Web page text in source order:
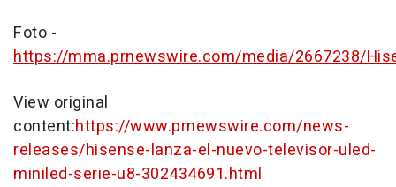
Foto -
https://mma.prnewswire.com/media/2667238/
View original
content:https://www.prnewswire.com/news-
releases/hisense-lanza-el-nuevo-televisor-uled-
miniled-serie-u8-302434691.html